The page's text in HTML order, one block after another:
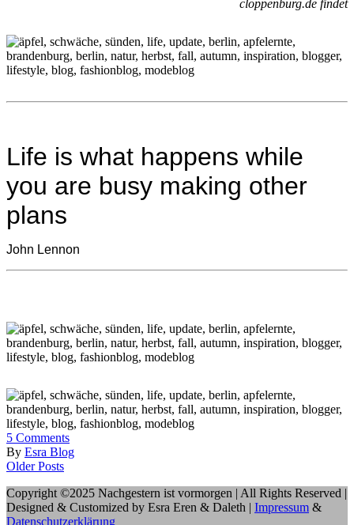
cloppenburg.de findet
Life is what happens while
you are busy making other
plans
John Lennon
5 Comments
By Esra Blog
Older Posts
Copyright ©2025 Nachgestern ist vormorgen | All Rights Reserved |
Designed & Customized by Esra Eren & Daleth | Impressum &
Datenschutzerklärung